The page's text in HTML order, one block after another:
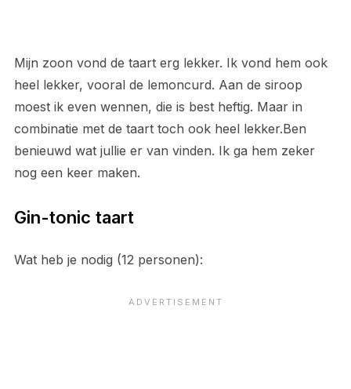
Mijn zoon vond de taart erg lekker. Ik vond hem ook
heel lekker, vooral de lemoncurd. Aan de siroop
moest ik even wennen, die is best heftig. Maar in
combinatie met de taart toch ook heel lekker.Ben
benieuwd wat jullie er van vinden. Ik ga hem zeker
nog een keer maken.
Gin-tonic taart
Wat heb je nodig (12 personen):